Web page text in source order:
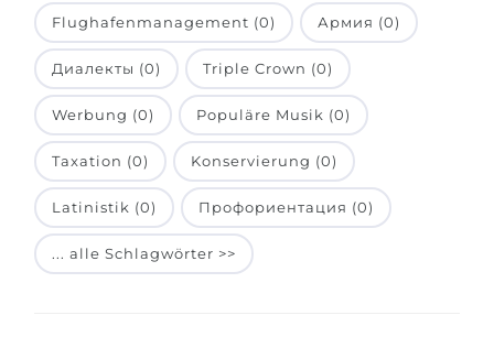
Interessenkarte-Test
RIASEC-Test
Erfolgzu
100%
Unsere Studierenden werden
BERATUNG!
Russland
Ukraine
Kasachstan
Aserbaidschan
Armenien
Belarus
Anderes Land
Flughafenmanagement (0) Армия (0)
Диалекты (0) Triple Crown (0)
Werbung (0) Populäre Musik (0)
Taxation (0) Konservierung (0)
Latinistik (0) Профориентация (0)
... alle Schlagwörter >>